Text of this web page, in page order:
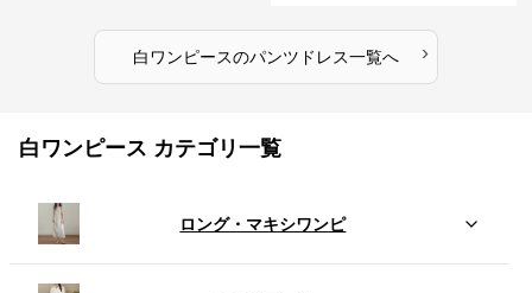
白ワンピースのパンツドレス一覧へ ›
白ワンピース カテゴリ一覧
ロング・マキシワンピ